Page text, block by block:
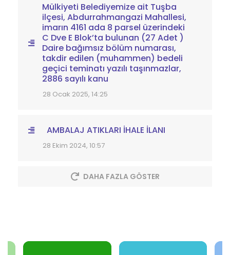
Mülkiyeti Belediyemize ait Tuşba
ilçesi, Abdurrahmangazi Mahallesi,
imarın 4161 ada 8 parsel üzerindeki
C Dve E Blok’ta bulunan (27 Adet )
Daire bağımsız bölüm numarası,
takdir edilen (muhammen) bedeli
geçici teminatı yazılı taşınmazlar,
2886 sayılı kanu
28 Ocak 2025, 14:25
AMBALAJ ATIKLARI İHALE İLANI
28 Ekim 2024, 10:57
DAHA FAZLA GÖSTER